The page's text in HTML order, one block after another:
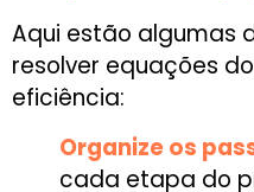
Aqui estão algumas
resolver equações
eficiência:
Organize os
cada etapa do